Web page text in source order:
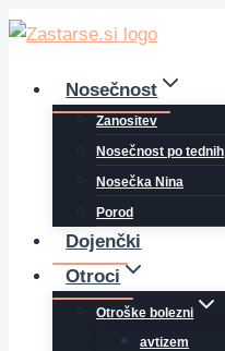
Skip
contentNosečnost
Zanositev
Nosečnost po tednih
Nosečka Nina
Porod
Dojenčki
Otroci
Otroške bolezni
avtizem